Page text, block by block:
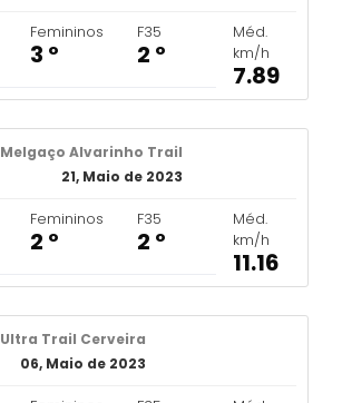
Femininos
3 º
F35
2 º
Méd.
km/h
7.89
Melgaço Alvarinho Trail
21, Maio de 2023
Femininos
2 º
F35
2 º
Méd.
km/h
11.16
Ultra Trail Cerveira
06, Maio de 2023